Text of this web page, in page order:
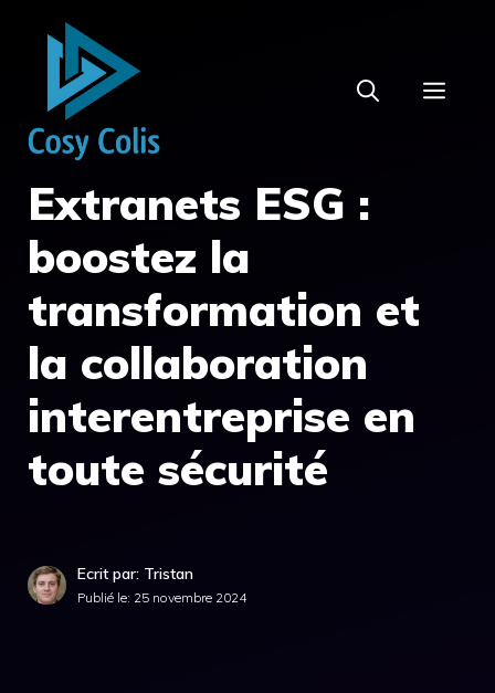
contenu
Extranets ESG :
boostez la
transformation et
la collaboration
interentreprise en
toute sécurité
Ecrit par: Tristan
Publié le: 25 novembre 2024